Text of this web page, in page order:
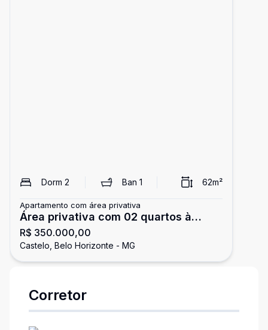
Dorm 2 Ban 1 62m²
Apartamento com área privativa
Área privativa com 02 quartos à
venda no Manacás
R$ 350.000,00
Castelo, Belo Horizonte - MG
Corretor